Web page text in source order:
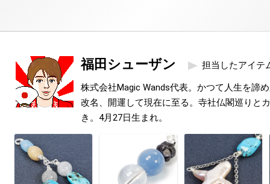
福田シューザン 担当したアイテ
株式会社Magic Wands代表。かつて人生を諦
改名、開運して現在に至る。寺社仏閣巡りと
き。4月27日生まれ。